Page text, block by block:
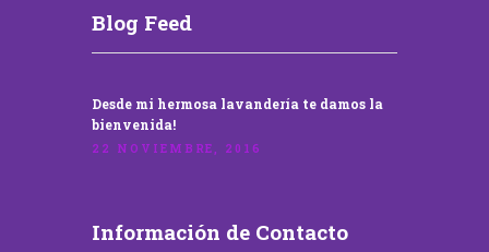
Blog Feed
Desde mi hermosa lavandería te damos la
bienvenida!
22 NOVIEMBRE, 2016
Información de Contacto